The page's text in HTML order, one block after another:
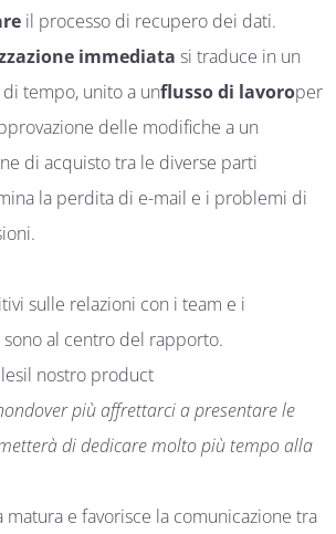
il processo di recupero dei dati.
immediata si traduce in un
tempo, unito a unflusso di lavoroper
delle modifiche a un
di acquisto tra le diverse parti
la perdita di e-mail e i problemi di
sulle relazioni con i team e i
sono al centro del rapporto.
il nostro product
dover più affrettarci a presentare le
di dedicare molto più tempo alla
matura e favorisce la comunicazione tra